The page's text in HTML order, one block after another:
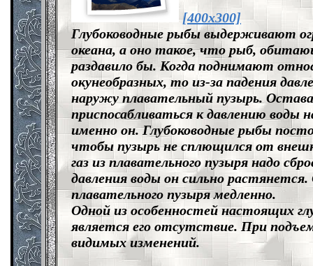
[400x300]
Глубоководные рыбы выдерживают
океана, а оно такое, что рыб,
раздавило бы. Когда поднимают
окунеобразных, то из-за падения
наружу плавательный пузырь.
приспосабливаться к давлению воды
именно он. Глубоководные рыбы
чтобы пузырь не сплющился от
газ из плавательного пузыря надо
давления воды он сильно
плавательного пузыря медленно.
Одной из особенностей настоящих
является его отсутствие. При
видимых изменений.